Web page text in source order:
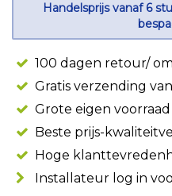
Handelsprijs vanaf 6
100 dagen retour/
Gratis verzending
Grote eigen voorraad
Beste prijs-
Hoge
Installateur log in